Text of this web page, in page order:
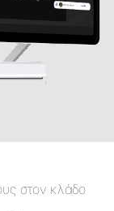
στον κλάδο